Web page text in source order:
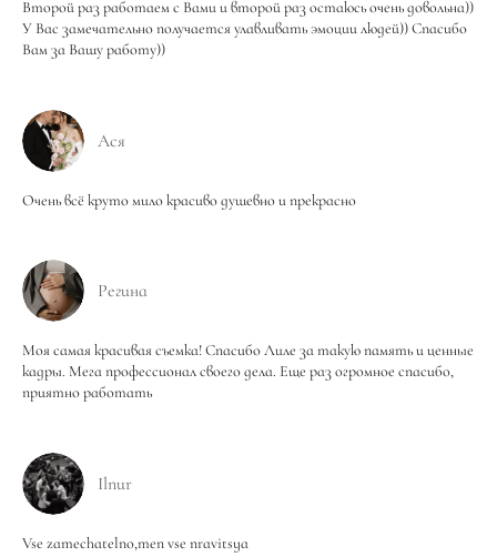
Второй раз работаем с Вами и второй раз остаюсь очень довольна))
У Вас замечательно получается улавливать эмоции людей)) Спасибо
Вам за Вашу работу))
Ася
Очень всё круто мило красиво душевно и прекрасно
Регина
Моя самая красивая съемка! Спасибо Лиле за такую память и ценные
кадры. Мега профессионал своего дела. Еще раз огромное спасибо,
приятно работать
Ilnur
Vse zamechatelno,men vse nravitsya